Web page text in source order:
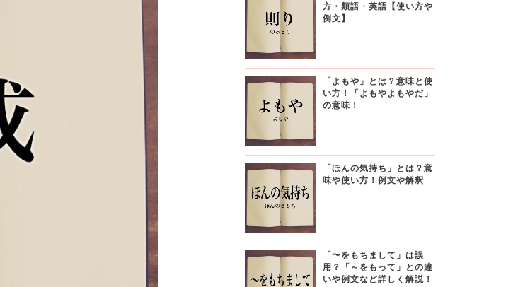
方・類語・英語【使い方や
例文】
「よもや」とは？意味と使
い方！「よもやよもやだ」
の意味！
「ほんの気持ち」とは？意
味や使い方！例文や解釈
「〜をもちまして」は誤
用？「～をもって」との違
いや例文など詳しく解説！